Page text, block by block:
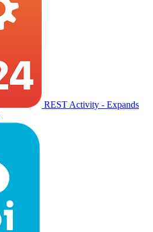
REST Activity - Expands